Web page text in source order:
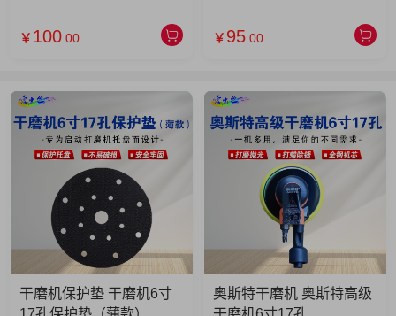
￥ 100 .00 ￥ 95 .00
干磨机保护垫 干磨机6寸
奥斯特干磨机 奥斯特高级